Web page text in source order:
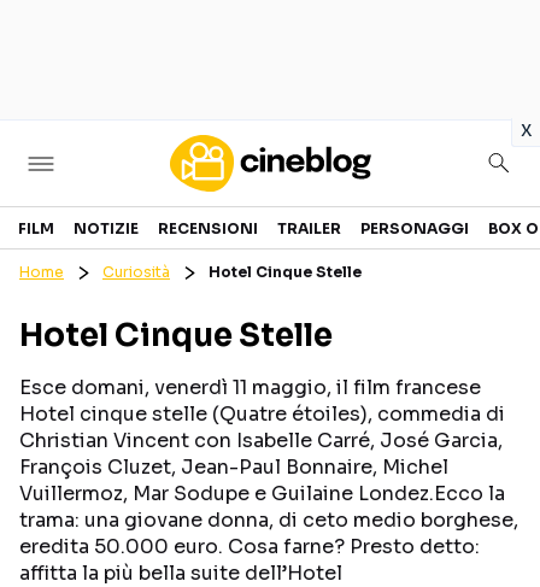
x
Cinema
GENERI
PERSONAGGI
CANALI STREAMING
Categorie
NOTIZIE
CURIOSITÀ
TRAILER
BOX OFFICE
FILM NOTIZIE RECENSIONI TRAILER PERSONAGGI BOX
Home Curiosità Hotel Cinque Stelle
Hotel Cinque Stelle
Esce domani, venerdì 11 maggio, il film francese
Hotel cinque stelle (Quatre étoiles), commedia di
Christian Vincent con Isabelle Carré, José Garcia,
François Cluzet, Jean-Paul Bonnaire, Michel
Vuillermoz, Mar Sodupe e Guilaine Londez.Ecco la
trama: una giovane donna, di ceto medio borghese,
eredita 50.000 euro. Cosa farne? Presto detto:
affitta la più bella suite dell’Hotel